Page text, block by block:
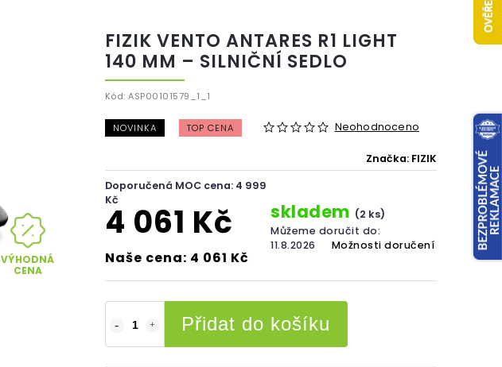
VÝHODNÁ
CENA
FIZIK VENTO ANTARES R1 LIGHT
140 MM – SILNIČNÍ SEDLO
Kód: ASP00101579_1_1
NOVINKA TOP CENA Neohodnoceno
Značka: FIZIK
Doporučená MOC cena: 4 999
Kč
4 061 Kč
Naše cena: 4 061 Kč
skladem (2 ks)
Můžeme doručit do:
11.8.2026
Možnosti doručení
Přidat do košíku